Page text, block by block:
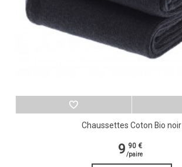
Chaussettes Coton Bio noir
9 90 €
/paire